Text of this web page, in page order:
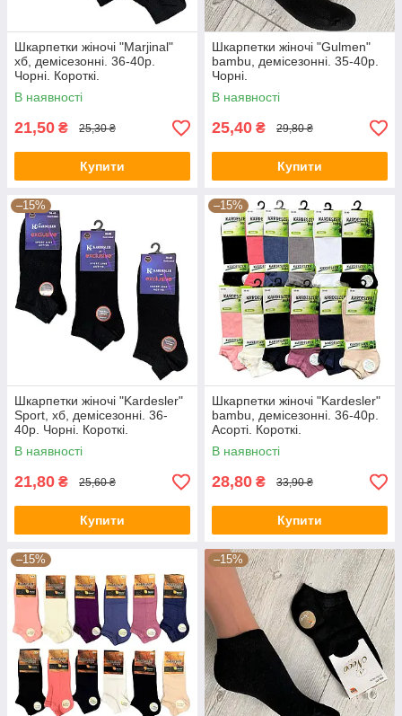
Шкарпетки жіночі "Marjinal"
хб, демісезонні. 36-40р.
Чорні. Короткі.
В наявності
21,50 ₴ 25,30 ₴
Купити
Шкарпетки жіночі "Gulmen"
bambu, демісезонні. 35-40р.
Чорні.
В наявності
25,40 ₴ 29,80 ₴
Купити
–15%
Шкарпетки жіночі "Kardesler"
Sport, хб, демісезонні. 36-
40р. Чорні. Короткі.
В наявності
21,80 ₴ 25,60 ₴
Купити
–15%
Шкарпетки жіночі "Kardesler"
bambu, демісезонні. 36-40р.
Асорті. Короткі.
В наявності
28,80 ₴ 33,90 ₴
Купити
–15% –15%